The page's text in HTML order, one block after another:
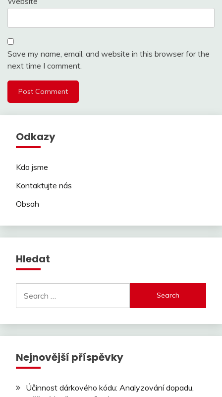
Save my name, email, and website in this browser for the
next time I comment.
Odkazy
Kdo jsme
Kontaktujte nás
Obsah
Hledat
for:
Nejnovější příspěvky
Účinnost dárkového kódu: Analyzování dopadu,